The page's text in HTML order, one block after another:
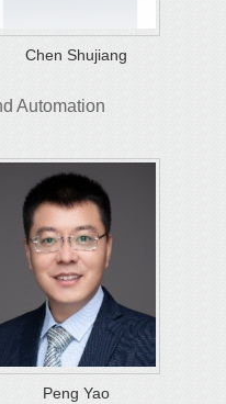
Chen Shujiang
Automation
Peng Yao